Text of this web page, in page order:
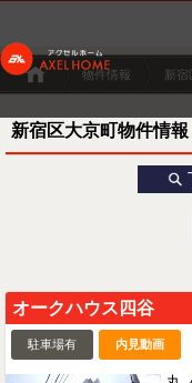
物件情報 新宿
新宿区大京町物件情報
オークハウス四谷
駐車場有 内見動画